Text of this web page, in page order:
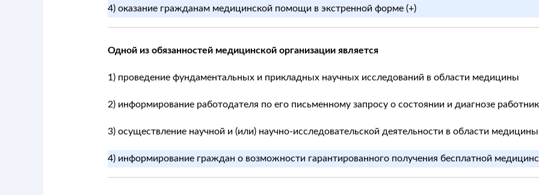
4) оказание гражданам медицинской помощи в экстренной форме (+)
Одной из обязанностей медицинской организации является
1) проведение фундаментальных и прикладных научных исследований в области медицины
2) информирование работодателя по его письменному запросу о состоянии и диагнозе
3) осуществление научной и (или) научно-исследовательской деятельности в области медицины
4) информирование граждан о возможности гарантированного получения бесплатной